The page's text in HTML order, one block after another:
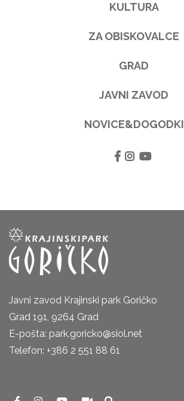
KULTURA
ZA OBISKOVALCE
GRAD
JAVNI ZAVOD
NOVICE&DOGODKI
Javni zavod Krajinski park Goričko
Grad 191, 9264 Grad
E-pošta: park.goricko@siol.net
Telefon: +386 2 551 88 61